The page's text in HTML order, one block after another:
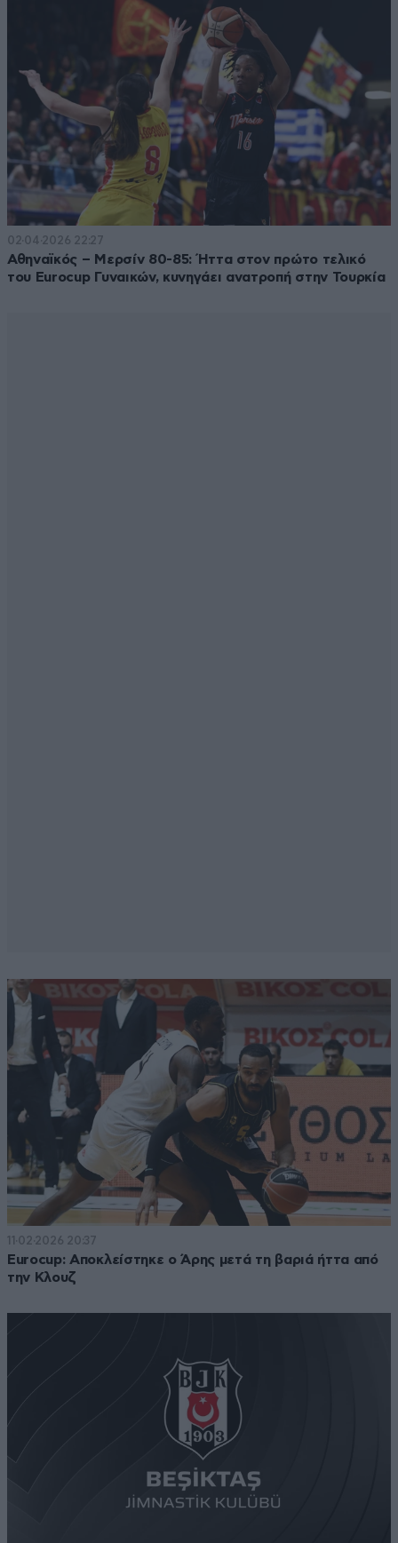
02·04·2026 22:27
Αθηναϊκός – Μερσίν 80-85: Ήττα στον πρώτο τελικό
του Eurocup Γυναικών, κυνηγάει ανατροπή στην Τουρκία
11·02·2026 20:37
Eurocup: Αποκλείστηκε ο Άρης μετά τη βαριά ήττα από
την Κλουζ